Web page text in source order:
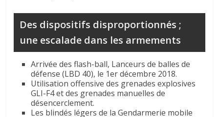
Des dispositifs disproportionnés ;
une escalade dans les armements
Arrivée des flash-ball, Lanceurs de balles de
défense (LBD 40), le 1er décembre 2018.
Utilisation offensive des grenades explosives
GLI-F4 et des grenades manuelles de
désencerclement.
Les blindés légers de la Gendarmerie mobile